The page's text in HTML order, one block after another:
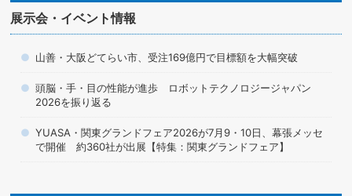
展示会・イベント情報
山善・大阪どてらい市、受注169億円で目標額を大幅突破
頭脳・手・目の性能が進歩 ロボットテクノロジージャパン
2026を振り返る
YUASA・関東グランドフェア2026が7月9・10日、幕張メッセ
で開催 約360社が出展【特集：関東グランドフェア】